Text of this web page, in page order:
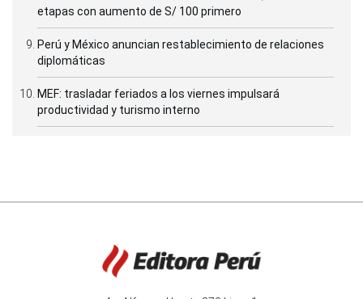
etapas con aumento de S/ 100 primero
Perú y México anuncian restablecimiento de relaciones
diplomáticas
MEF: trasladar feriados a los viernes impulsará
productividad y turismo interno